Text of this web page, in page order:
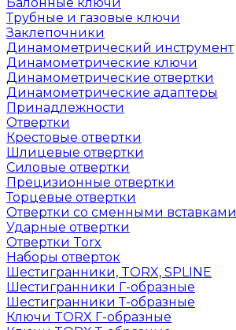
Трубные и газовые ключи
Заклепочники
Динамометрический инструмент
Динамометрические ключи
Динамометрические отвертки
Динамометрические адаптеры
Принадлежности
Отвертки
Крестовые отвертки
Шлицевые отвертки
Силовые отвертки
Прецизионные отвертки
Торцевые отвертки
Отвертки со сменными вставками
Ударные отвертки
Отвертки Torx
Наборы отверток
Шестигранники, TORX, SPLINE
Шестигранники Г-образные
Шестигранники Т-образные
Ключи TORX Г-образные